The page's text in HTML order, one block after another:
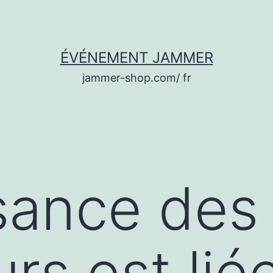
ÉVÉNEMENT JAMMER
jammer-shop.com/ fr
des